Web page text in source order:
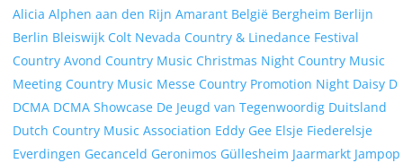
Alicia Alphen aan den Rijn Amarant België Bergheim Berlijn
Berlin Bleiswijk Colt Nevada Country & Linedance Festival
Country Avond Country Music Christmas Night Country Music
Meeting Country Music Messe Country Promotion Night Daisy D
DCMA DCMA Showcase De Jeugd van Tegenwoordig Duitsland
Dutch Country Music Association Eddy Gee Elsje Fiederelsje
Everdingen Gecanceld Geronimos Güllesheim Jaarmarkt Jampop